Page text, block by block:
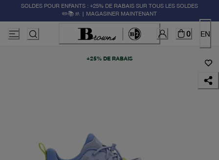
SOLDES POUR ENFANTS : +25% DE RABAIS SUR TOUS LES SOLDES
✏️📚🚸 | MAGASINER MAINTENANT
0 EN
+25% DE RABAIS